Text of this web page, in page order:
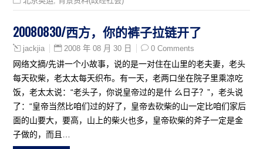
20080830/西方，你的裤子拉链开了
jackjia 2008 年 08 月 30 日 0 Comments
网络文摘/先讲一个小故事，说的是一对住在山里的老夫妻，老头
每天砍柴，老太太每天织布。有一天，老两口坐在院子里乘凉吃
饭，老太太说：“老头子，你说皇帝过的是什 么日子？”，老头说
了：“皇帝当然比咱们过的好了，皇帝去砍柴的山一定比咱们家后
面的山要大，要高，山上的柴火也多，皇帝砍柴的斧子一定是金
子做的，而且…